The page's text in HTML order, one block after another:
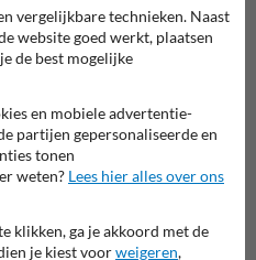
Verkeersbord verboden te
zwemmen - met tekst -
reflecterend
vergelijkbare technieken. Naast
website goed werkt, plaatsen
de best mogelijke
en mobiele advertentie-
partijen gepersonaliseerde en
tonen
weten? Lees hier alles over ons
klikken, ga je akkoord met de
je kiest voorweigeren,